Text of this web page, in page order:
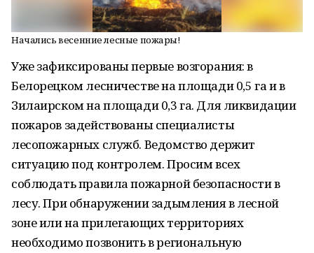
Начались весенние лесные пожары!
Уже зафиксированы первые возгорания: в
Белорецком лесничестве на площади 0,5 га и в
Зилаирском на площади 0,3 га. Для ликвидации
пожаров задействованы специалисты
лесопожарных служб. Ведомство держит
ситуацию под контролем. Просим всех
соблюдать правила пожарной безопасности в
лесу. При обнаружении задымления в лесной
зоне или на прилегающих территориях
необходимо позвонить в региональную